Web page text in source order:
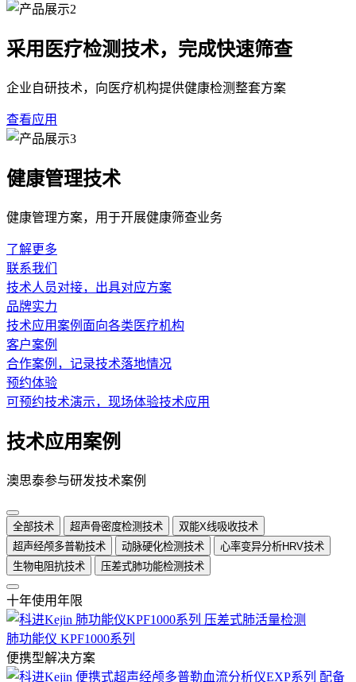
采用医疗检测技术，完成快速筛查
企业自研技术，向医疗机构提供健康检测整套方案
查看应用
健康管理技术
健康管理方案，用于开展健康筛查业务
了解更多
联系我们
技术人员对接，出具对应方案
品牌实力
技术应用案例面向各类医疗机构
客户案例
合作案例，记录技术落地情况
预约体验
可预约技术演示，现场体验技术应用
技术应用案例
澳思泰参与研发技术案例
全部技术 超声骨密度检测技术
双能X线吸收技术
超声经颅多普勒技术
动脉硬化检测技术
心率变异分析HRV技术
生物电阻抗技术
压差式肺功能检测技术
十年使用年限
肺功能仪 KPF1000系列
便携型解决方案